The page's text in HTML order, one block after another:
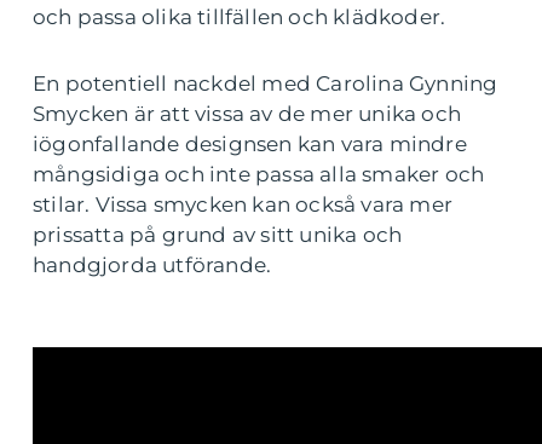
och passa olika tillfällen och klädkoder.
En potentiell nackdel med Carolina Gynning
Smycken är att vissa av de mer unika och
iögonfallande designsen kan vara mindre
mångsidiga och inte passa alla smaker och
stilar. Vissa smycken kan också vara mer
prissatta på grund av sitt unika och
handgjorda utförande.